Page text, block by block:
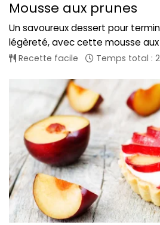
Mousse aux prunes
Un savoureux dessert pour
légèreté, avec cette mousse aux
Recette facile Temps total :